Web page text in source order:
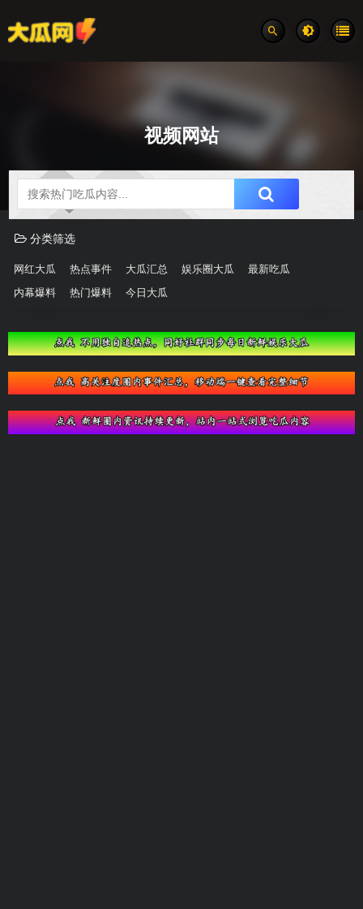
视频网站
吃瓜分类速览
分类筛选
网红大瓜 热点事件 大瓜汇总 娱乐圈大瓜 最新吃瓜
内幕爆料 热门爆料 今日大瓜